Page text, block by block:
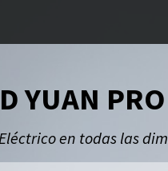
YUAN PRO
en todas las